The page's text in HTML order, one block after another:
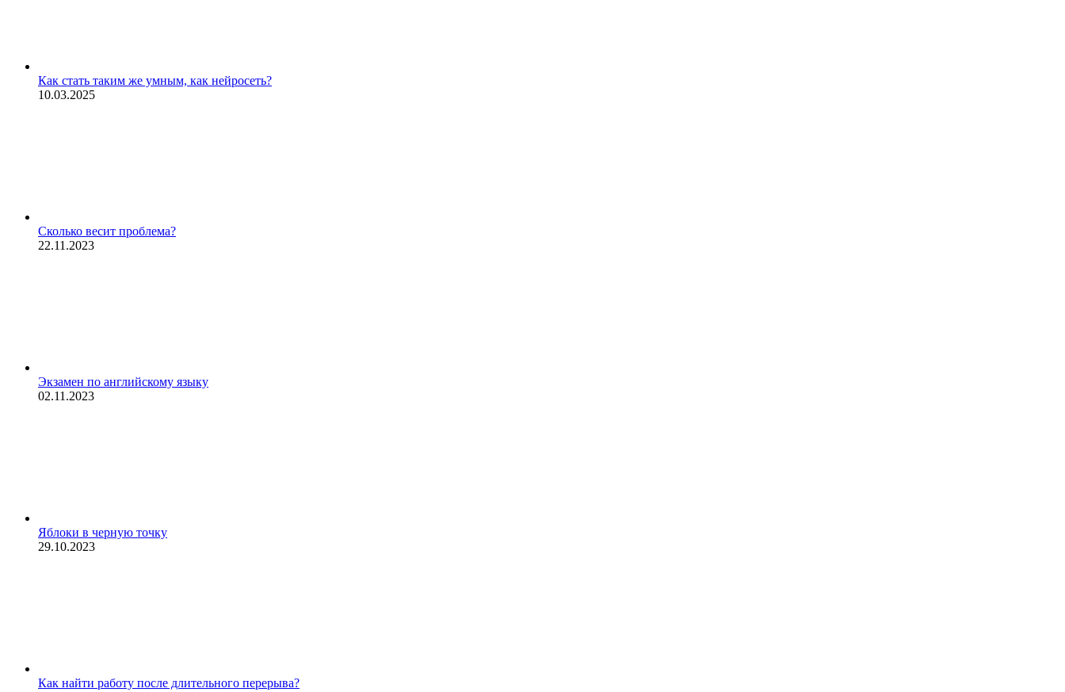
Как стать таким же умным, как нейросеть?
10.03.2025
Сколько весит проблема?
22.11.2023
Экзамен по английскому языку
02.11.2023
Яблоки в черную точку
29.10.2023
Как найти работу после длительного перерыва?